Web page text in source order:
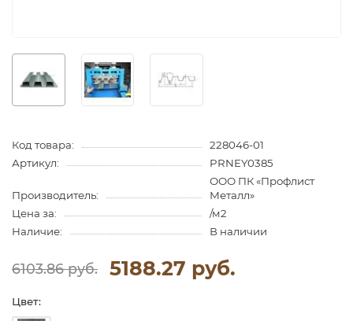
Код товара:
228046-01
Артикул:
PRNEY0385
Производитель:
ООО ПК «Профлист
Металл»
Цена за:
/м2
Наличие:
В наличии
6103.86 руб. 5188.27 руб.
Цвет: